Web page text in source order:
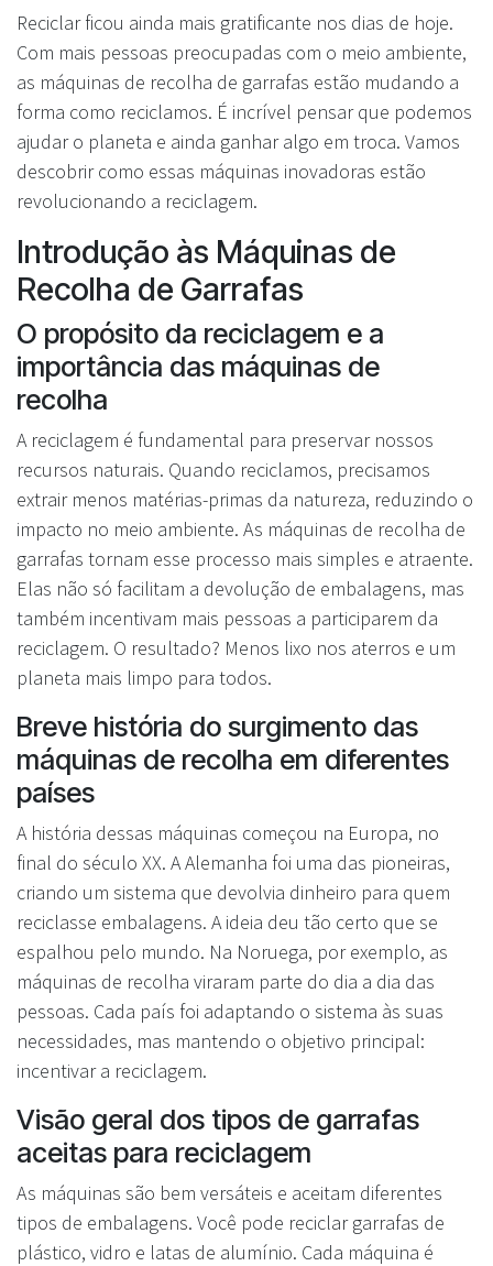
Reciclar ficou ainda mais gratificante nos dias de hoje.
Com mais pessoas preocupadas com o meio ambiente,
as máquinas de recolha de garrafas estão mudando a
forma como reciclamos. É incrível pensar que podemos
ajudar o planeta e ainda ganhar algo em troca. Vamos
descobrir como essas máquinas inovadoras estão
revolucionando a reciclagem.
Introdução às Máquinas de
Recolha de Garrafas
O propósito da reciclagem e a
importância das máquinas de
recolha
A reciclagem é fundamental para preservar nossos
recursos naturais. Quando reciclamos, precisamos
extrair menos matérias-primas da natureza, reduzindo o
impacto no meio ambiente. As máquinas de recolha de
garrafas tornam esse processo mais simples e atraente.
Elas não só facilitam a devolução de embalagens, mas
também incentivam mais pessoas a participarem da
reciclagem. O resultado? Menos lixo nos aterros e um
planeta mais limpo para todos.
Breve história do surgimento das
máquinas de recolha em diferentes
países
A história dessas máquinas começou na Europa, no
final do século XX. A Alemanha foi uma das pioneiras,
criando um sistema que devolvia dinheiro para quem
reciclasse embalagens. A ideia deu tão certo que se
espalhou pelo mundo. Na Noruega, por exemplo, as
máquinas de recolha viraram parte do dia a dia das
pessoas. Cada país foi adaptando o sistema às suas
necessidades, mas mantendo o objetivo principal:
incentivar a reciclagem.
Visão geral dos tipos de garrafas
aceitas para reciclagem
As máquinas são bem versáteis e aceitam diferentes
tipos de embalagens. Você pode reciclar garrafas de
plástico, vidro e latas de alumínio. Cada máquina é